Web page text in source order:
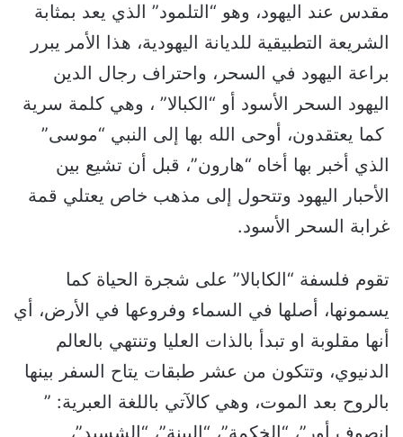
مقدس عند اليهود، وهو “التلمود” الذي يعد بمثابة
الشريعة التطبيقية للديانة اليهودية، هذا الأمر يبرر
براعة اليهود في السحر، واحتراف رجال الدين
اليهود السحر الأسود أو “الكبالا” ، وهي كلمة سرية
كما يعتقدون، أوحى الله بها إلى النبي “موسى”
الذي أخبر بها أخاه “هارون”، قبل أن تشيع بين
الأحبار اليهود وتتحول إلى مذهب خاص يعتلي قمة
غرابة السحر الأسود.
تقوم فلسفة “الكابالا” على شجرة الحياة كما
يسمونها، أصلها في السماء وفروعها في الأرض، أي
أنها مقلوبة او تبدأ بالذات العليا وتنتهي بالعالم
الدنيوي، وتتكون من عشر طبقات يتاح السفر بينها
بالروح بعد الموت، وهي كالآتي باللغة العبرية: ”